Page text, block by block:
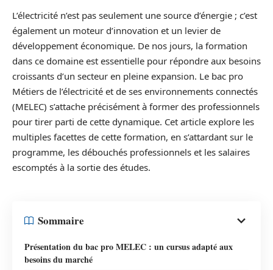
L’électricité n’est pas seulement une source d’énergie ; c’est
également un moteur d’innovation et un levier de
développement économique. De nos jours, la formation
dans ce domaine est essentielle pour répondre aux besoins
croissants d’un secteur en pleine expansion. Le bac pro
Métiers de l’électricité et de ses environnements connectés
(MELEC) s’attache précisément à former des professionnels
pour tirer parti de cette dynamique. Cet article explore les
multiples facettes de cette formation, en s’attardant sur le
programme, les débouchés professionnels et les salaires
escomptés à la sortie des études.
Sommaire
Présentation du bac pro MELEC : un cursus adapté aux
besoins du marché